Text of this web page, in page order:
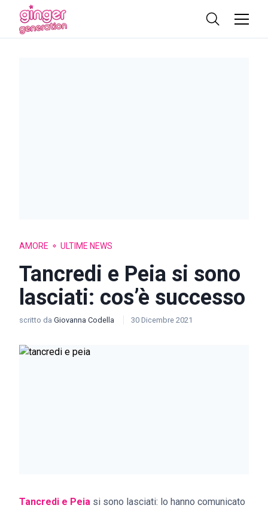
AMORE ULTIME NEWS
Tancredi e Peia si sono
lasciati: cos’è successo
scritto da Giovanna Codella 30 Dicembre 2021
Tancredi e Peia si sono lasciati: lo hanno comunicato